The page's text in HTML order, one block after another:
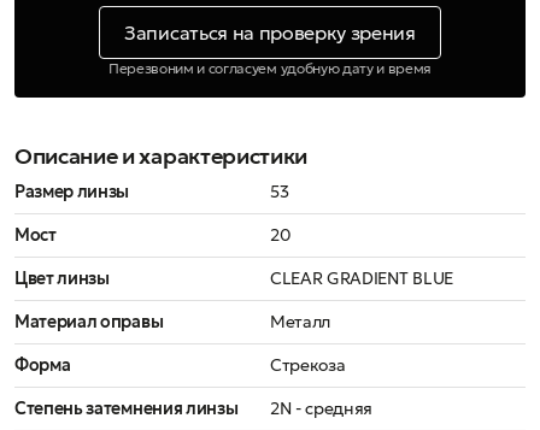
Записаться на проверку зрения
Перезвоним и согласуем удобную дату и время
Описание и характеристики
Размер линзы
53
Мост
20
Цвет линзы
CLEAR GRADIENT BLUE
Материал оправы
Металл
Форма
Стрекоза
Степень затемнения линзы
2N - средняя